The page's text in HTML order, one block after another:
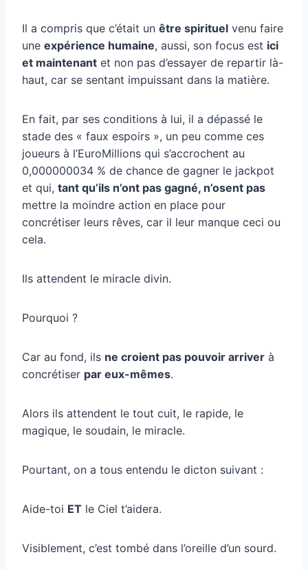
Il a compris que c’était un être spirituel venu faire
une expérience humaine, aussi, son focus est ici
et maintenant et non pas d’essayer de repartir là-
haut, car se sentant impuissant dans la matière.
En fait, par ses conditions à lui, il a dépassé le
stade des « faux espoirs », un peu comme ces
joueurs à l’EuroMillions qui s’accrochent au
0,000000034 % de chance de gagner le jackpot
et qui, tant qu’ils n’ont pas gagné, n’osent pas
mettre la moindre action en place pour
concrétiser leurs rêves, car il leur manque ceci ou
cela.
Ils attendent le miracle divin.
Pourquoi ?
Car au fond, ils ne croient pas pouvoir arriver à
concrétiser par eux-mêmes.
Alors ils attendent le tout cuit, le rapide, le
magique, le soudain, le miracle.
Pourtant, on a tous entendu le dicton suivant :
Aide-toi ET le Ciel t’aidera.
Visiblement, c’est tombé dans l’oreille d’un sourd.